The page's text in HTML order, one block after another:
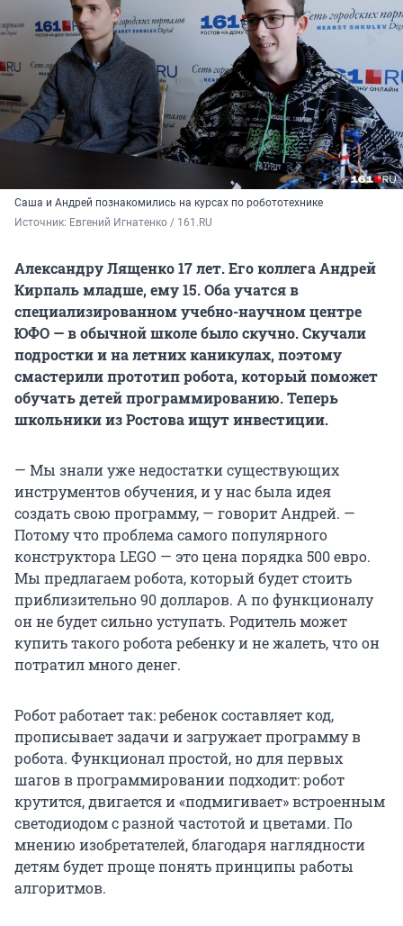
Саша и Андрей познакомились на курсах по робототехнике
Источник: Евгений Игнатенко / 161.RU
Александру Лященко 17 лет. Его коллега Андрей
Кирпаль младше, ему 15. Оба учатся в
специализированном учебно-научном центре
ЮФО — в обычной школе было скучно. Скучали
подростки и на летних каникулах, поэтому
смастерили прототип робота, который поможет
обучать детей программированию. Теперь
школьники из Ростова ищут инвестиции.
— Мы знали уже недостатки существующих
инструментов обучения, и у нас была идея
создать свою программу, — говорит Андрей. —
Потому что проблема самого популярного
конструктора LEGO — это цена порядка 500 евро.
Мы предлагаем робота, который будет стоить
приблизительно 90 долларов. А по функционалу
он не будет сильно уступать. Родитель может
купить такого робота ребенку и не жалеть, что он
потратил много денег.
Робот работает так: ребенок составляет код,
прописывает задачи и загружает программу в
робота. Функционал простой, но для первых
шагов в программировании подходит: робот
крутится, двигается и «подмигивает» встроенным
светодиодом с разной частотой и цветами. По
мнению изобретателей, благодаря наглядности
детям будет проще понять принципы работы
алгоритмов.